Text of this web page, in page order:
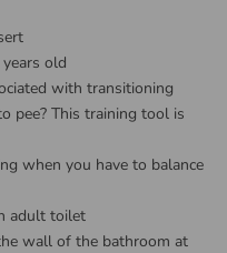
old
with transitioning
pee? This training tool is
when you have to balance
adult toilet
wall of the bathroom at